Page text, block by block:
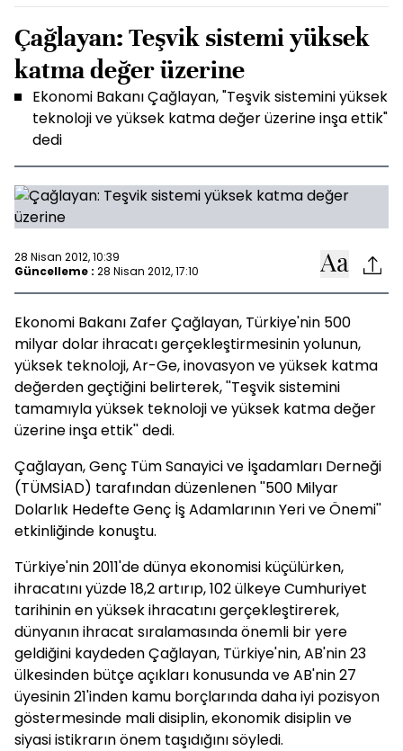
Çağlayan: Teşvik sistemi yüksek
katma değer üzerine
Ekonomi Bakanı Çağlayan, "Teşvik sistemini yüksek
teknoloji ve yüksek katma değer üzerine inşa ettik"
dedi
28 Nisan 2012, 10:39
Güncelleme : 28 Nisan 2012, 17:10
Ekonomi Bakanı Zafer Çağlayan, Türkiye'nin 500
milyar dolar ihracatı gerçekleştirmesinin yolunun,
yüksek teknoloji, Ar-Ge, inovasyon ve yüksek katma
değerden geçtiğini belirterek, ''Teşvik sistemini
tamamıyla yüksek teknoloji ve yüksek katma değer
üzerine inşa ettik'' dedi.
Çağlayan, Genç Tüm Sanayici ve İşadamları Derneği
(TÜMSİAD) tarafından düzenlenen ''500 Milyar
Dolarlık Hedefte Genç İş Adamlarının Yeri ve Önemi''
etkinliğinde konuştu.
Türkiye'nin 2011'de dünya ekonomisi küçülürken,
ihracatını yüzde 18,2 artırıp, 102 ülkeye Cumhuriyet
tarihinin en yüksek ihracatını gerçekleştirerek,
dünyanın ihracat sıralamasında önemli bir yere
geldiğini kaydeden Çağlayan, Türkiye'nin, AB'nin 23
ülkesinden bütçe açıkları konusunda ve AB'nin 27
üyesinin 21'inden kamu borçlarında daha iyi pozisyon
göstermesinde mali disiplin, ekonomik disiplin ve
siyasi istikrarın önem taşıdığını söyledi.